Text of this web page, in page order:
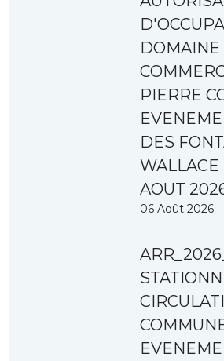
DOMAINE
PIERRE
DES
WALLACE
AOUT
06 Août 2026